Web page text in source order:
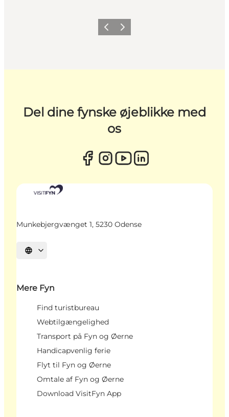
ForrigeNæste
Del dine fynske øjeblikke med
os
Munkebjergvænget 1, 5230 Odense
Vælg sprog
Mere Fyn
Find turistbureau
Webtilgængelighed
Transport på Fyn og Øerne
Handicapvenlig ferie
Flyt til Fyn og Øerne
Omtale af Fyn og Øerne
Download VisitFyn App